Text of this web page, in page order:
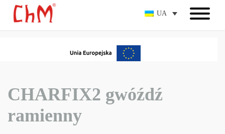
UA
CHARFIX2 gwóźdź
ramienny